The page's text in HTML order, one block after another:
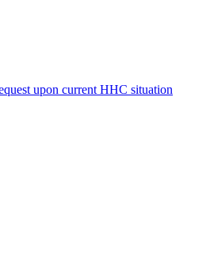
upon current HHC situation